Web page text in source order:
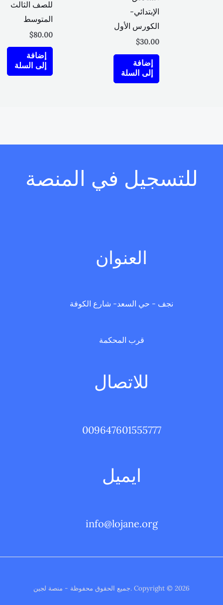
الإبتدائي-
الكورس الأول
$30.00
إضافة
إلى السلة
للصف الثالث
المتوسط
$80.00
إضافة
إلى السلة
للتسجيل في المنصة
العنوان
نجف - حي السعد- شارع الكوفة
قرب المحكمة
للاتصال
009647601555777
ايميل
info@lojane.org
Copyright © 2026 .جميع الحقوق محفوظة - منصة لجين